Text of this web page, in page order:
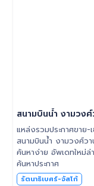
สนามบินน้ำ งามวง
แหล่งรวมประกาศขาย
สนามบินน้ำ งามวงศ์วา
ค้นหาง่าย อัพเดทใหม่
ค้นหาประกาศ
รัตนาธิเบศร์-จัสโก้